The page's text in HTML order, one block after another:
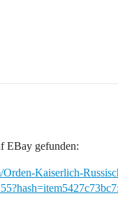
EBay gefunden:
Kaiserlich-